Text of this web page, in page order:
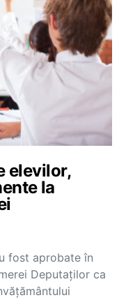
elevilor,
la
fost aprobate în
Deputaților ca